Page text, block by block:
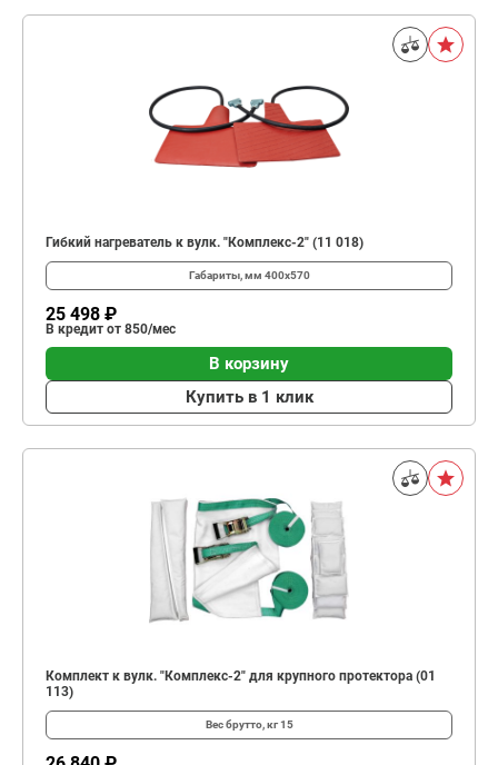
Гибкий нагреватель к вулк. "Комплекс-2" (11 018)
Габариты, мм 400х570
25 498 ₽
В кредит от 850/мес
В корзину
Купить в 1 клик
Комплект к вулк. "Комплекс-2" для крупного протектора (01
113)
Вес брутто, кг15